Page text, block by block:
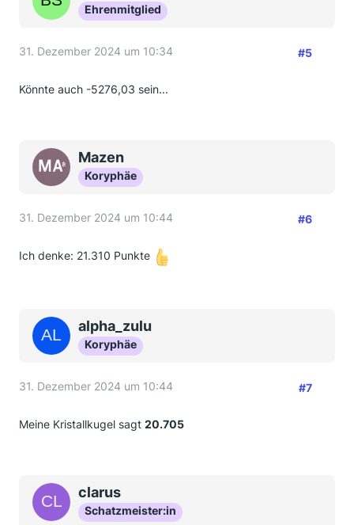
Ehrenmitglied
31. Dezember 2024 um 10:34 #5
Könnte auch -5276,03 sein...
Mazen
Koryphäe
31. Dezember 2024 um 10:44 #6
Ich denke: 21.310 Punkte
alpha_zulu
Koryphäe
31. Dezember 2024 um 10:44 #7
Meine Kristallkugel sagt 20.705
clarus
Schatzmeister:in